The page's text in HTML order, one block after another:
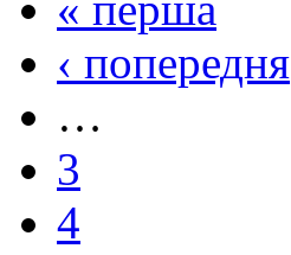
‹ попередня
…
3
4